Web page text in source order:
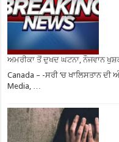
ਅਮਰੀਕਾ ਤੋਂ ਦੁਖਦ ਘਟਨਾ, ਨੌਜਵਾਨ
Canada – -ਸਰੀ ‘ਚ ਖਾਲਿਸਤਾਨ
Media, …